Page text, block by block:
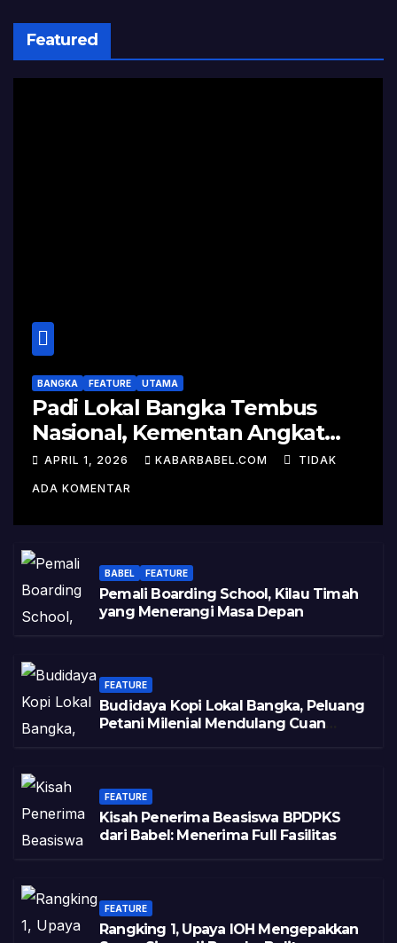
Featured
BANGKA FEATURE UTAMA
Padi Lokal Bangka Tembus
Nasional, Kementan Angkat
Kisah Sukses Pelepasan
Varietas
APRIL 1, 2026 KABARBABEL.COM TIDAK
ADA KOMENTAR
BABEL FEATURE
Pemali Boarding School, Kilau Timah
yang Menerangi Masa Depan
FEATURE
Budidaya Kopi Lokal Bangka, Peluang
Petani Milenial Mendulang Cuan
FEATURE
Kisah Penerima Beasiswa BPDPKS
dari Babel: Menerima Full Fasilitas
FEATURE
Rangking 1, Upaya IOH Mengepakkan